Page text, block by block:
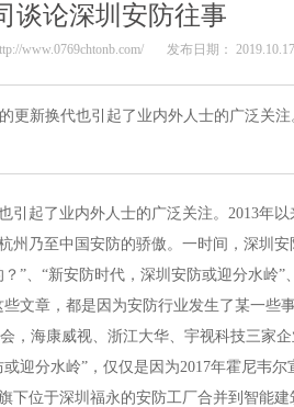
谈论深圳安防往事
www.0769chtonb.com/ 发布日期： 2019.10.17
更新换代也引起了业内外人士的广泛关
起了业内外人士的广泛关注。2013年
州乃至中国安防的骄傲。一时间，深圳
”、“新安防时代，深圳安防或迎分水岭”
文章，都是因为安防行业发生了某一些
，海康威视、浙江大华、宇视科技三家
迎分水岭”，仅仅是因为2017年霍尼韦
位于深圳福永的安防工厂合并到智能